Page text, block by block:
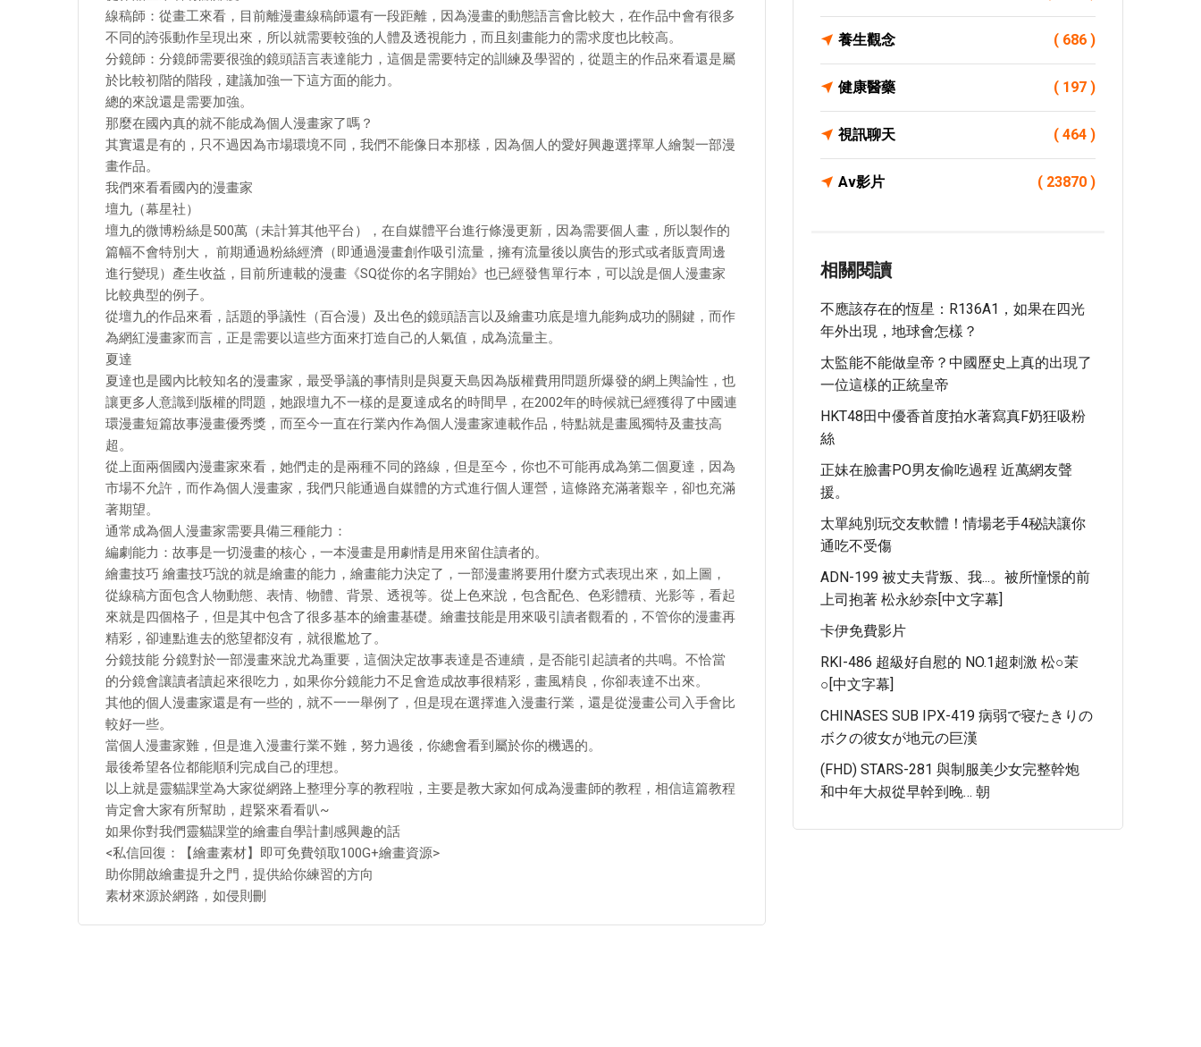
線稿師：從畫工來看，目前離漫畫線稿師還有一段距離，因為漫畫的動態語言會比較大，在作品中會有很多
不同的誇張動作呈現出來，所以就需要較強的人體及透視能力，而且刻畫能力的需求度也比較高。
分鏡師：分鏡師需要很強的鏡頭語言表達能力，這個是需要特定的訓練及學習的，從題主的作品來看還是屬
於比較初階的階段，建議加強一下這方面的能力。
總的來說還是需要加強。
那麼在國內真的就不能成為個人漫畫家了嗎？
其實還是有的，只不過因為市場環境不同，我們不能像日本那樣，因為個人的愛好興趣選擇單人繪製一部漫
畫作品。
我們來看看國內的漫畫家
壇九（幕星社）
壇九的微博粉絲是500萬（未計算其他平台），在自媒體平台進行條漫更新，因為需要個人畫，所以製作的
篇幅不會特別大， 前期通過粉絲經濟（即通過漫畫創作吸引流量，擁有流量後以廣告的形式或者販賣周邊
進行變現）產生收益，目前所連載的漫畫《SQ從你的名字開始》也已經發售單行本，可以說是個人漫畫家
比較典型的例子。
從壇九的作品來看，話題的爭議性（百合漫）及出色的鏡頭語言以及繪畫功底是壇九能夠成功的關鍵，而作
為網紅漫畫家而言，正是需要以這些方面來打造自己的人氣值，成為流量主。
夏達
夏達也是國內比較知名的漫畫家，最受爭議的事情則是與夏天島因為版權費用問題所爆發的網上輿論性，也
讓更多人意識到版權的問題，她跟壇九不一樣的是夏達成名的時間早，在2002年的時候就已經獲得了中國連
環漫畫短篇故事漫畫優秀獎，而至今一直在行業內作為個人漫畫家連載作品，特點就是畫風獨特及畫技高
超。
從上面兩個國內漫畫家來看，她們走的是兩種不同的路線，但是至今，你也不可能再成為第二個夏達，因為
市場不允許，而作為個人漫畫家，我們只能通過自媒體的方式進行個人運營，這條路充滿著艱辛，卻也充滿
著期望。
通常成為個人漫畫家需要具備三種能力：
編劇能力：故事是一切漫畫的核心，一本漫畫是用劇情是用來留住讀者的。
繪畫技巧 繪畫技巧說的就是繪畫的能力，繪畫能力決定了，一部漫畫將要用什麼方式表現出來，如上圖，
從線稿方面包含人物動態、表情、物體、背景、透視等。從上色來說，包含配色、色彩體積、光影等，看起
來就是四個格子，但是其中包含了很多基本的繪畫基礎。繪畫技能是用來吸引讀者觀看的，不管你的漫畫再
精彩，卻連點進去的慾望都沒有，就很尷尬了。
分鏡技能 分鏡對於一部漫畫來說尤為重要，這個決定故事表達是否連續，是否能引起讀者的共鳴。不恰當
的分鏡會讓讀者讀起來很吃力，如果你分鏡能力不足會造成故事很精彩，畫風精良，你卻表達不出來。
其他的個人漫畫家還是有一些的，就不一一舉例了，但是現在選擇進入漫畫行業，還是從漫畫公司入手會比
較好一些。
當個人漫畫家難，但是進入漫畫行業不難，努力過後，你總會看到屬於你的機遇的。
最後希望各位都能順利完成自己的理想。
以上就是靈貓課堂為大家從網路上整理分享的教程啦，主要是教大家如何成為漫畫師的教程，相信這篇教程
肯定會大家有所幫助，趕緊來看看叭~
如果你對我們靈貓課堂的繪畫自學計劃感興趣的話
<私信回復：【繪畫素材】即可免費領取100G+繪畫資源>
助你開啟繪畫提升之門，提供給你練習的方向
素材來源於網路，如侵則刪
養生觀念 ( 686 )
健康醫藥 ( 197 )
視訊聊天 ( 464 )
Av影片 ( 23870 )
相關閱讀
不應該存在的恆星：R136A1，如果在四光
年外出現，地球會怎樣？
太監能不能做皇帝？中國歷史上真的出現了
一位這樣的正統皇帝
HKT48田中優香首度拍水著寫真F奶狂吸粉
絲
正妹在臉書PO男友偷吃過程 近萬網友聲
援。
太單純別玩交友軟體！情場老手4秘訣讓你
通吃不受傷
ADN-199 被丈夫背叛、我...。被所憧憬的前
上司抱著 松永紗奈[中文字幕]
卡伊免費影片
RKI-486 超級好自慰的 NO.1超刺激 松○茉
○[中文字幕]
CHINASES SUB IPX-419 病弱で寝たきりの
ボクの彼女が地元の巨漢
(FHD) STARS-281 與制服美少女完整幹炮
和中年大叔從早幹到晚… 朝